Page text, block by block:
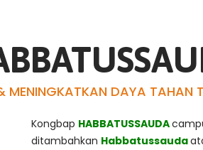
MENINGKATKAN DAYA TAHAN
Kongbap HABBATUSSAUDA
ditambahkan Habbatussauda